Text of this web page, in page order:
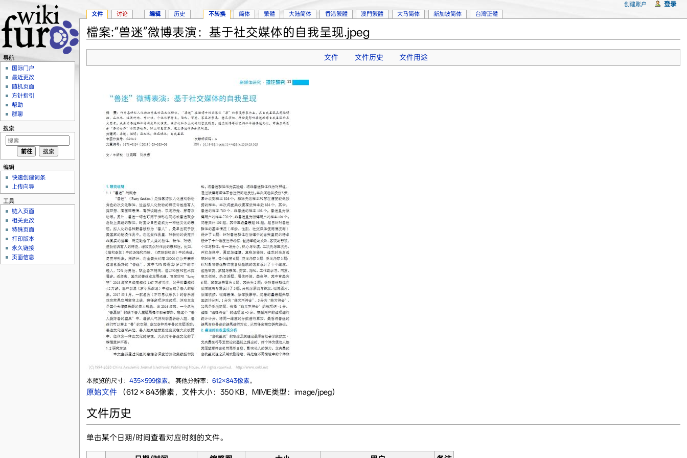
檔案:“兽迷”微博表演：基于社交媒体的自我呈现.jpeg
文件 文件历史 文件用途
本预览的尺寸： 435×599像素。 其他分辨率： 612×843像素。
原始文件‎ （612 × 843像素，文件大小：350 KB，MIME类型：image/jpeg）
文件历史
单击某个日期/时间查看对应时刻的文件。
文件 讨论 编辑 历史 不转换 简体 繁體 大陆简体 香港繁體 澳門繁體 大马简体 新加坡简体 台灣正體
创建账户 登录
导航
国际门户
最近更改
随机页面
方针指引
帮助
群聊
搜索
编辑
快速创建词条
上传向导
工具
链入页面
相关更改
特殊页面
打印版本
永久链接
页面信息